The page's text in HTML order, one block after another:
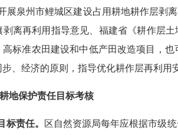
展泉州市鲤城区建设占用耕地耕作层剥离
剥离再利用指导意见、福建省《耕作层
标准农田建设和中低产田改造项目，
、经济的原则，指导优化耕作层再利用
地保护责任目标考核
标责任。 区自然资源局每年应根据市级